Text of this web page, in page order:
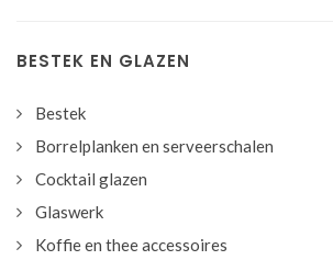
BESTEK EN GLAZEN
Bestek
Borrelplanken en serveerschalen
Cocktail glazen
Glaswerk
Koffie en thee accessoires